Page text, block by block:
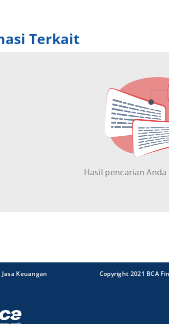
Terkait
Hasil pencarian
Keuangan Copyright 2021 BCA